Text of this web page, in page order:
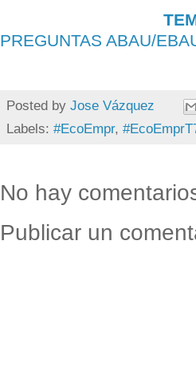
PREGUNTAS ABAU/
Posted by Jose Vázquez
Labels: #EcoEmpr,
No hay
Publicar un